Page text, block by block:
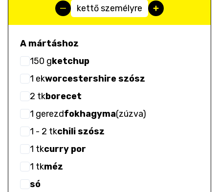
kettő személyre
A mártáshoz
150 gketchup
1 ekworcestershire szósz
2 tkborecet
1 gerezdfokhagyma(zúzva)
1 - 2 tkchili szósz
1 tkcurry por
1 tkméz
só